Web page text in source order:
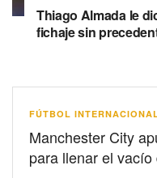
Thiago Almada le
fichaje sin
FÚTBOL
Manchester City
para llenar el vacío